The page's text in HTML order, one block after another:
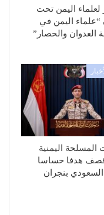
لعلماء اليمن تحت
“علماء اليمن في
العدوان والحصار”
المسلحة اليمنية
هدفا حساسا
السعودي بنجران